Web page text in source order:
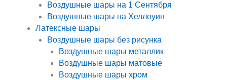
Воздушные шары на 1 Сентября
Воздушные шары на Хеллоуин
Латексные шары
Воздушные шары без рисунка
Воздушные шары металлик
Воздушные шары матовые
Воздушные шары хром